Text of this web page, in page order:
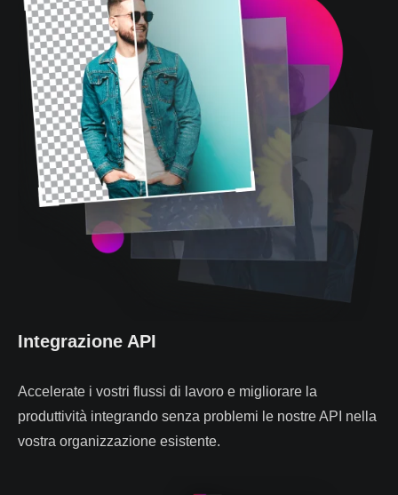
Integrazione API
Accelerate i vostri flussi di lavoro e migliorare la
produttività integrando senza problemi le nostre API nella
vostra organizzazione esistente.